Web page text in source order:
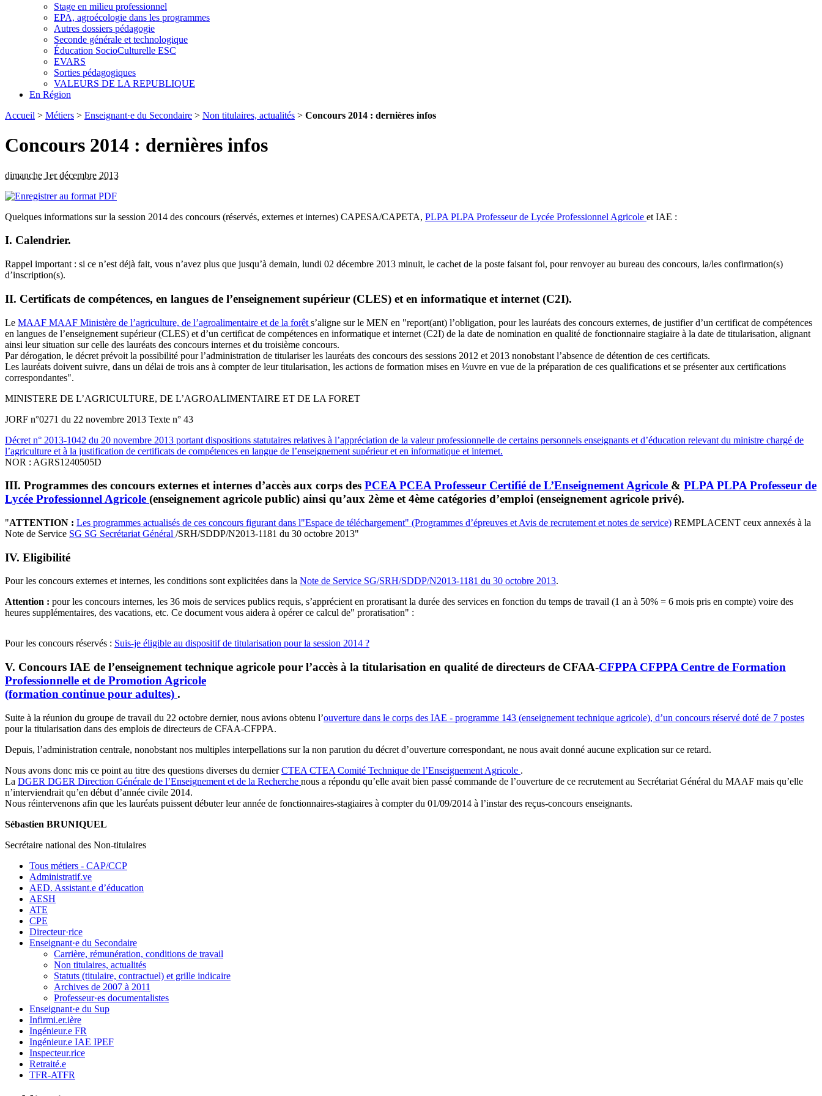
Stage en milieu professionnel
EPA, agroécologie dans les programmes
Autres dossiers pédagogie
Seconde générale et technologique
Éducation SocioCulturelle ESC
EVARS
Sorties pédagogiques
VALEURS DE LA REPUBLIQUE
En Région
Accueil > Métiers > Enseignant·e du Secondaire > Non titulaires, actualités > Concours 2014 : dernières infos
Concours 2014 : dernières infos
dimanche 1er décembre 2013
Quelques informations sur la session 2014 des concours (réservés, externes et internes) CAPESA/CAPETA, PLPA PLPA Professeur de Lycée Professionnel Agricole et IAE :
I. Calendrier.
Rappel important : si ce n’est déjà fait, vous n’avez plus que jusqu’à demain, lundi 02 décembre 2013 minuit, le cachet de la poste faisant foi, pour renvoyer au bureau des concours, la/les confirmation(s)
d’inscription(s).
II. Certificats de compétences, en langues de l’enseignement supérieur (CLES) et en informatique et internet (C2I).
Le MAAF MAAF Ministère de l’agriculture, de l’agroalimentaire et de la forêt s’aligne sur le MEN en "report(ant) l’obligation, pour les lauréats des concours externes, de justifier d’un certificat de compétences
en langues de l’enseignement supérieur (CLES) et d’un certificat de compétences en informatique et internet (C2I) de la date de nomination en qualité de fonctionnaire stagiaire à la date de titularisation, alignant
ainsi leur situation sur celle des lauréats des concours internes et du troisième concours.
Par dérogation, le décret prévoit la possibilité pour l’administration de titulariser les lauréats des concours des sessions 2012 et 2013 nonobstant l’absence de détention de ces certificats.
Les lauréats doivent suivre, dans un délai de trois ans à compter de leur titularisation, les actions de formation mises en ½uvre en vue de la préparation de ces qualifications et se présenter aux certifications
correspondantes".
MINISTERE DE L’AGRICULTURE, DE L’AGROALIMENTAIRE ET DE LA FORET
JORF n°0271 du 22 novembre 2013 Texte n° 43
Décret n° 2013-1042 du 20 novembre 2013 portant dispositions statutaires relatives à l’appréciation de la valeur professionnelle de certains personnels enseignants et d’éducation relevant du ministre chargé de
l’agriculture et à la justification de certificats de compétences en langue de l’enseignement supérieur et en informatique et internet.
NOR : AGRS1240505D
III. Programmes des concours externes et internes d’accès aux corps des PCEA PCEA Professeur Certifié de L’Enseignement Agricole & PLPA PLPA Professeur de
Lycée Professionnel Agricole (enseignement agricole public) ainsi qu’aux 2ème et 4ème catégories d’emploi (enseignement agricole privé).
"ATTENTION : Les programmes actualisés de ces concours figurant dans l"Espace de téléchargement" (Programmes d’épreuves et Avis de recrutement et notes de service) REMPLACENT ceux annexés à la
Note de Service SG SG Secrétariat Général /SRH/SDDP/N2013-1181 du 30 octobre 2013"
IV. Eligibilité
Pour les concours externes et internes, les conditions sont explicitées dans la Note de Service SG/SRH/SDDP/N2013-1181 du 30 octobre 2013.
Attention : pour les concours internes, les 36 mois de services publics requis, s’apprécient en proratisant la durée des services en fonction du temps de travail (1 an à 50% = 6 mois pris en compte) voire des
heures supplémentaires, des vacations, etc. Ce document vous aidera à opérer ce calcul de" proratisation" :
Pour les concours réservés : Suis-je éligible au dispositif de titularisation pour la session 2014 ?
V. Concours IAE de l’enseignement technique agricole pour l’accès à la titularisation en qualité de directeurs de CFAA-CFPPA CFPPA Centre de Formation
Professionnelle et de Promotion Agricole
(formation continue pour adultes) .
Suite à la réunion du groupe de travail du 22 octobre dernier, nous avions obtenu l’ouverture dans le corps des IAE - programme 143 (enseignement technique agricole), d’un concours réservé doté de 7 postes
pour la titularisation dans des emplois de directeurs de CFAA-CFPPA.
Depuis, l’administration centrale, nonobstant nos multiples interpellations sur la non parution du décret d’ouverture correspondant, ne nous avait donné aucune explication sur ce retard.
Nous avons donc mis ce point au titre des questions diverses du dernierCTEA CTEA Comité Technique de l’Enseignement Agricole .
La DGER DGER Direction Générale de l’Enseignement et de la Recherche nous a répondu qu’elle avait bien passé commande de l’ouverture de ce recrutement au Secrétariat Général du MAAF mais qu’elle
n’interviendrait qu’en début d’année civile 2014.
Nous réintervenons afin que les lauréats puissent débuter leur année de fonctionnaires-stagiaires à compter du 01/09/2014 à l’instar des reçus-concours enseignants.
Sébastien BRUNIQUEL
Secrétaire national des Non-titulaires
Tous métiers - CAP/CCP
Administratif.ve
AED. Assistant.e d’éducation
AESH
ATE
CPE
Directeur·rice
Enseignant·e du Secondaire
Carrière, rémunération, conditions de travail
Non titulaires, actualités
Statuts (titulaire, contractuel) et grille indicaire
Archives de 2007 à 2011
Professeur·es documentalistes
Enseignant·e du Sup
Infirmi.er.ière
Ingénieur.e FR
Ingénieur.e IAE IPEF
Inspecteur.rice
Retraité.e
TFR-ATFR